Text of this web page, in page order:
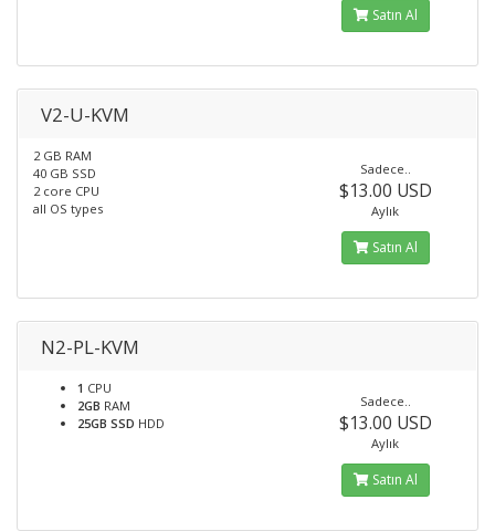
Satın Al
V2-U-KVM
2 GB RAM
40 GB SSD
2 core CPU
all OS types
Sadece..
$13.00 USD
Aylık
Satın Al
N2-PL-KVM
1 CPU
2GB RAM
25GB SSD HDD
Sadece..
$13.00 USD
Aylık
Satın Al